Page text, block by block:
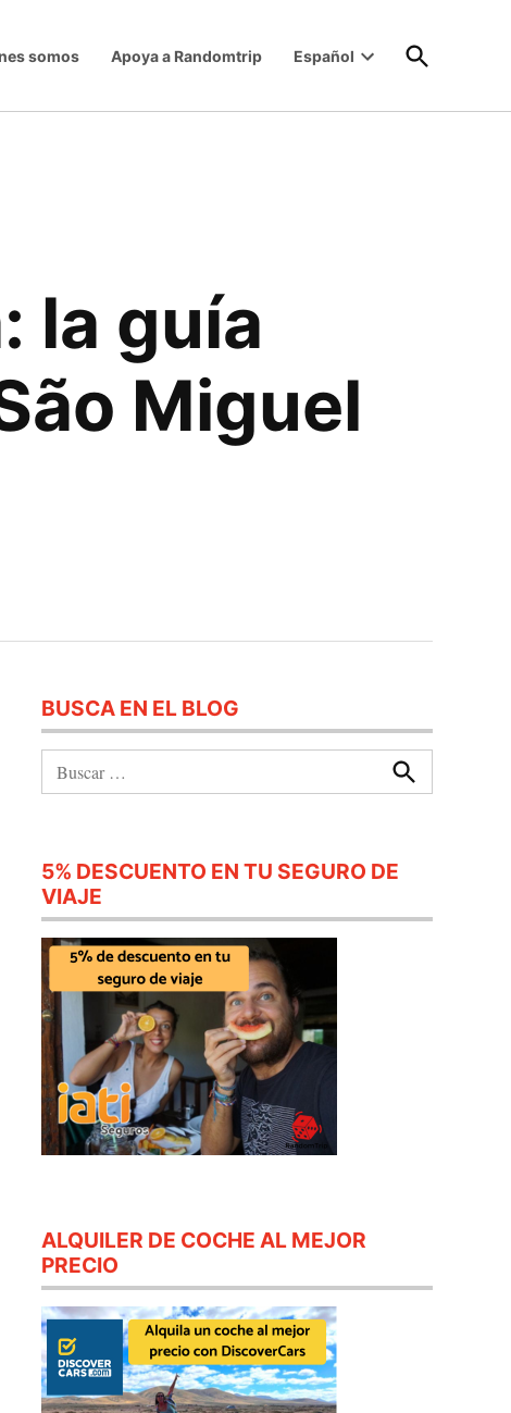
somos Apoya a Randomtrip Español
menu
Open
Search
la guía
Miguel
BUSCA EN EL BLOG
Buscar
5% DESCUENTO EN TU SEGURO DE
VIAJE
ALQUILER DE COCHE AL MEJOR
PRECIO